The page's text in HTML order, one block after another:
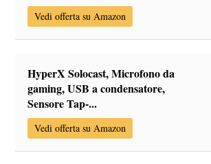
Vedi offerta su Amazon
HyperX Solocast, Microfono da
gaming, USB a condensatore,
Sensore Tap-...
Vedi offerta su Amazon